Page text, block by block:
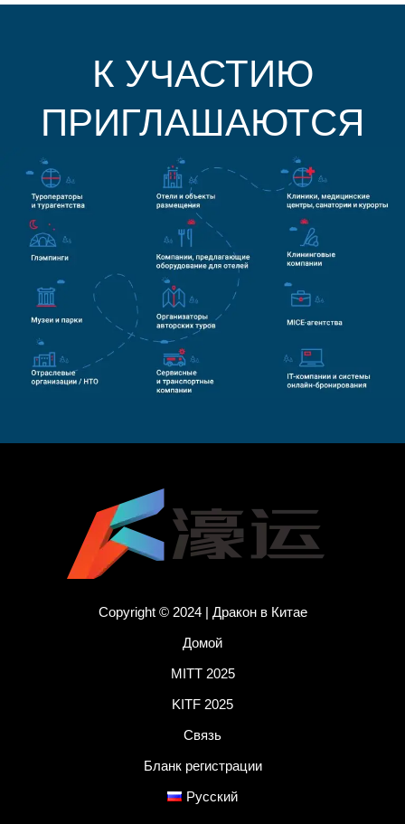
К УЧАСТИЮ
ПРИГЛАШАЮТСЯ
Copyright © 2024 | Дракон в Китае
Домой
MITT 2025
KITF 2025
Связь
Бланк регистрации
Русский